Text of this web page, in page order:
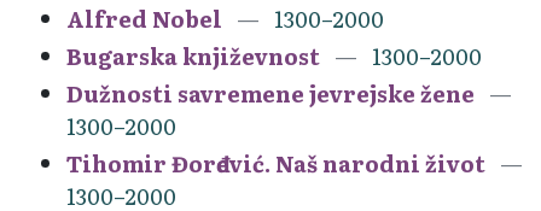
Alfred Nobel
1300–2000
Bugarska književnost
1300–2000
Dužnosti savremene jevrejske žene
1300–2000
Tihomir Đorđević. Naš narodni život
1300–2000